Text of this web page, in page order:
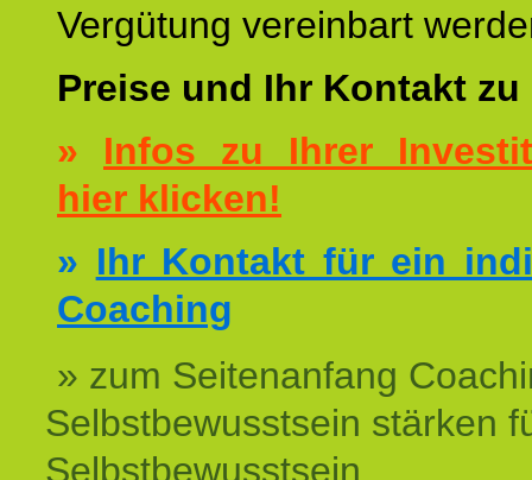
Vergütung vereinbart
Preise und Ihr Kontakt
» Infos zu Ihrer
hier klicken!
» Ihr Kontakt für ein
Coaching
» zum Seitenanfang
Selbstbewusstsein stärken
Selbstbewusstsein